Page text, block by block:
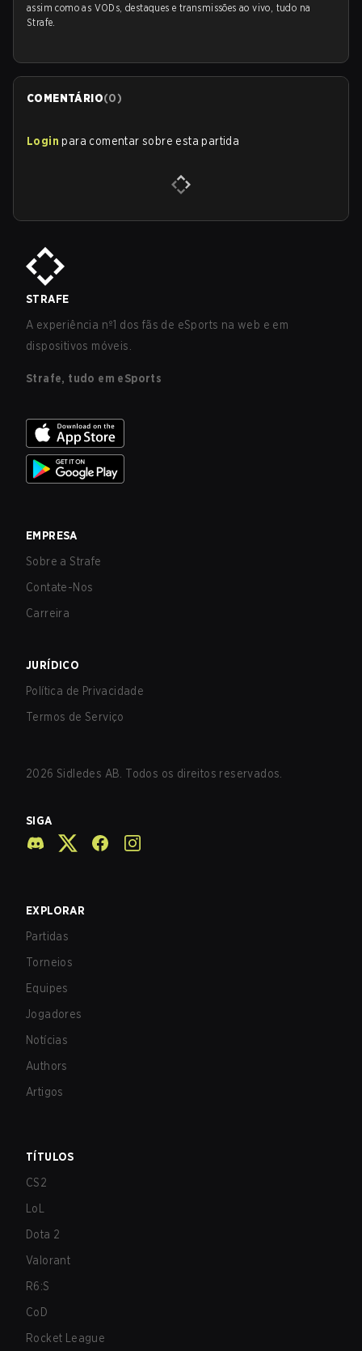
assim como as VODs, destaques e transmissões ao vivo, tudo na
Strafe.
COMENTÁRIO(0)
Login para comentar sobre esta partida
STRAFE
A experiência nº1 dos fãs de eSports na web e em
dispositivos móveis.
Strafe, tudo em eSports
EMPRESA
Sobre a Strafe
Contate-Nos
Carreira
JURÍDICO
Política de Privacidade
Termos de Serviço
2026 Sidledes AB. Todos os direitos reservados.
SIGA
EXPLORAR
Partidas
Torneios
Equipes
Jogadores
Notícias
Authors
Artigos
TÍTULOS
CS2
LoL
Dota 2
Valorant
R6:S
CoD
Rocket League